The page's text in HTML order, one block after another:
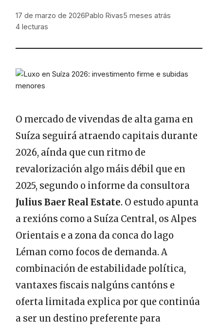
17 de marzo de 2026Pablo Rivas5 meses atrás
4 lecturas
O mercado de vivendas de alta gama en
Suíza seguirá atraendo capitais durante
2026, aínda que cun ritmo de
revalorización algo máis débil que en
2025, segundo o informe da consultora
Julius Baer Real Estate. O estudo apunta
a rexións como a Suíza Central, os Alpes
Orientais e a zona da conca do lago
Léman como focos de demanda. A
combinación de estabilidade política,
vantaxes fiscais nalgúns cantóns e
oferta limitada explica por que continúa
a ser un destino preferente para